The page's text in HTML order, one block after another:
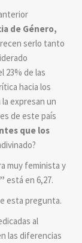
de Género,
serlo tanto
23% de las
hacia los
expresan un
de este país
que los
muy feminista y
está en 6,27.
esta pregunta.
al
las diferencias